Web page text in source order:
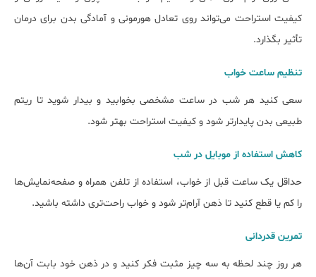
کیفیت استراحت می‌تواند روی تعادل هورمونی و آمادگی بدن برای درمان
تأثیر بگذارد.
تنظیم ساعت خواب
سعی کنید هر شب در ساعت مشخصی بخوابید و بیدار شوید تا ریتم
طبیعی بدن پایدارتر شود و کیفیت استراحت بهتر شود.
کاهش استفاده از موبایل در شب
حداقل یک ساعت قبل از خواب، استفاده از تلفن همراه و صفحه‌نمایش‌ها
را کم یا قطع کنید تا ذهن آرام‌تر شود و خواب راحت‌تری داشته باشید.
تمرین قدردانی
هر روز چند لحظه به سه چیز مثبت فکر کنید و در ذهن خود بابت آن‌ها